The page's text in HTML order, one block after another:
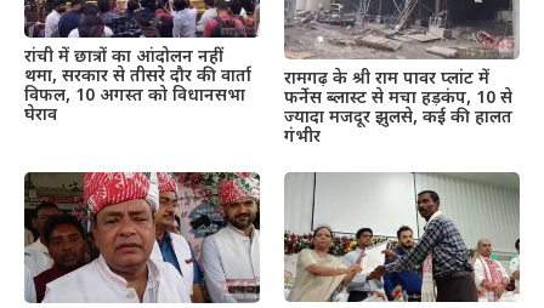
रांची में छात्रों का आंदोलन नहीं
थमा, सरकार से तीसरे दौर की वार्ता
विफल, 10 अगस्त को विधानसभा
घेराव
रामगढ़ के श्री राम पावर प्लांट में
फर्नेस ब्लास्ट से मचा हड़कंप, 10 से
ज्यादा मजदूर झुलसे, कई की हालत
गंभीर